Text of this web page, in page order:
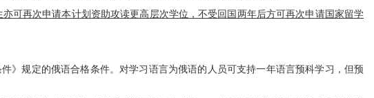
亦可再次申请本计划资助攻读更高层次学位，不受回国两年后方可再次申请国家留学
》规定的俄语合格条件。对学习语言为俄语的人员可支持一年语言预科学习，但预